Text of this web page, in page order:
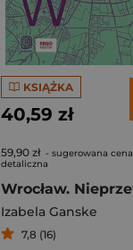
KSIĄŻKA
40,59 zł
59,90 zł - sugerowana cena
detaliczna
Izabela Ganske
7,8 (16)